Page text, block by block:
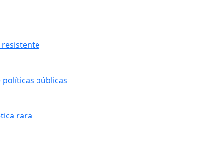
políticas públicas
rara